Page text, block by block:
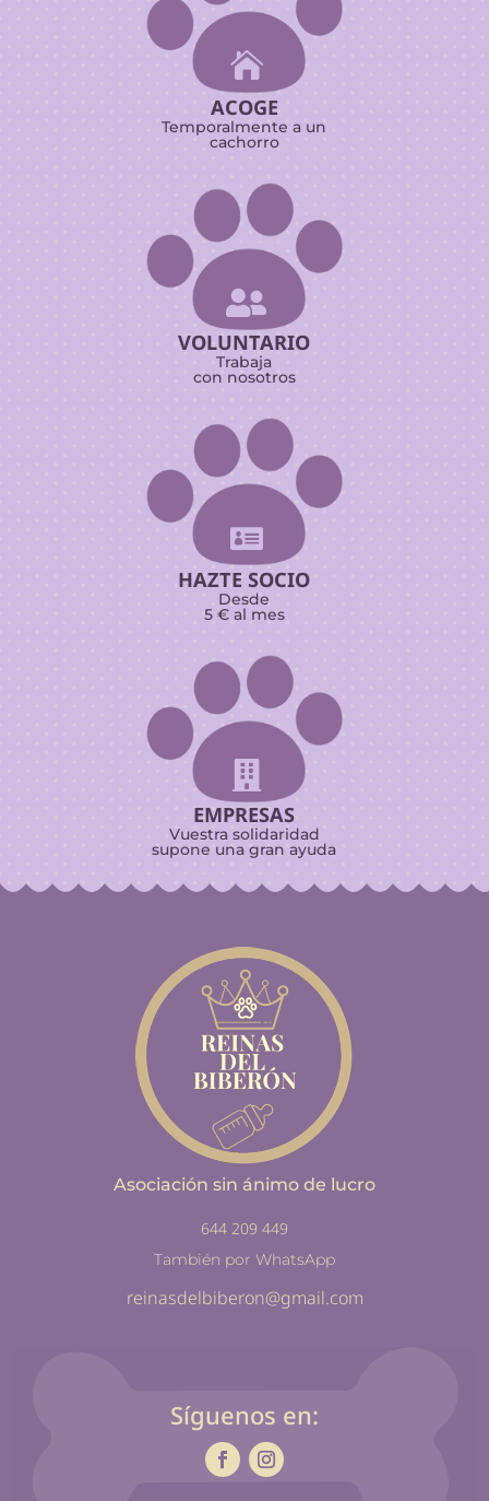

ACOGE
Temporalmente a un
cachorro

VOLUNTARIO
Trabaja
con nosotros

HAZTE SOCIO
Desde
5 € al mes

EMPRESAS
Vuestra solidaridad
supone una gran ayuda
Asociación sin ánimo de lucro
644 209 449
También por WhatsApp
reinasdelbiberon@gmail.com
Síguenos en: